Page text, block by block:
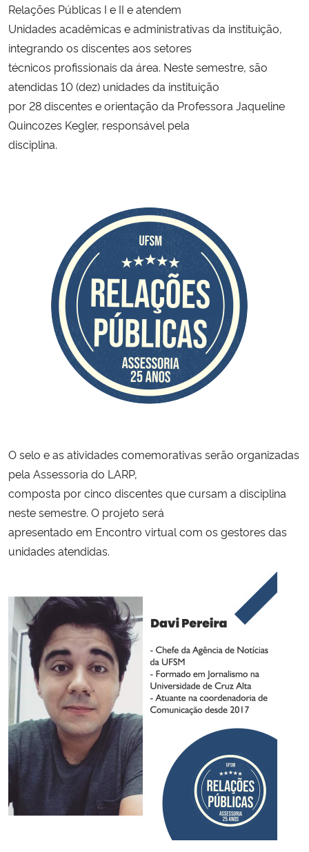
Gabinete de Segurança Institucional
Advocacia-Geral da União
Banco Central do Brasil
Planalto
Relações Públicas I e II e atendem
Unidades acadêmicas e administrativas da instituição,
integrando os discentes aos setores
técnicos profissionais da área. Neste semestre, são
atendidas 10 (dez) unidades da instituição
por 28 discentes e orientação da Professora Jaqueline
Quincozes Kegler, responsável pela
disciplina.
O selo e as atividades comemorativas serão organizadas
pela Assessoria do LARP,
composta por cinco discentes que cursam a disciplina
neste semestre. O projeto será
apresentado em Encontro virtual com os gestores das
unidades atendidas.